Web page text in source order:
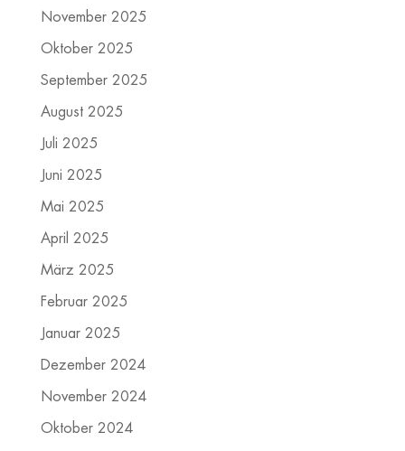
November 2025
Oktober 2025
September 2025
August 2025
Juli 2025
Juni 2025
Mai 2025
April 2025
März 2025
Februar 2025
Januar 2025
Dezember 2024
November 2024
Oktober 2024